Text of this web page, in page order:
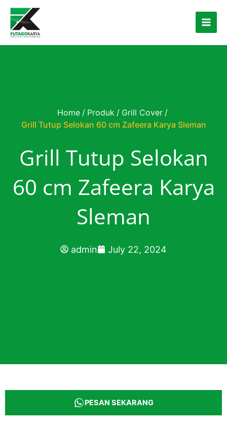
Skip to content
Home / Produk / Grill Cover /
Grill Tutup Selokan 60 cm Zafeera Karya Sleman
Grill Tutup Selokan
60 cm Zafeera Karya
Sleman
admin July 22, 2024
PESAN SEKARANG